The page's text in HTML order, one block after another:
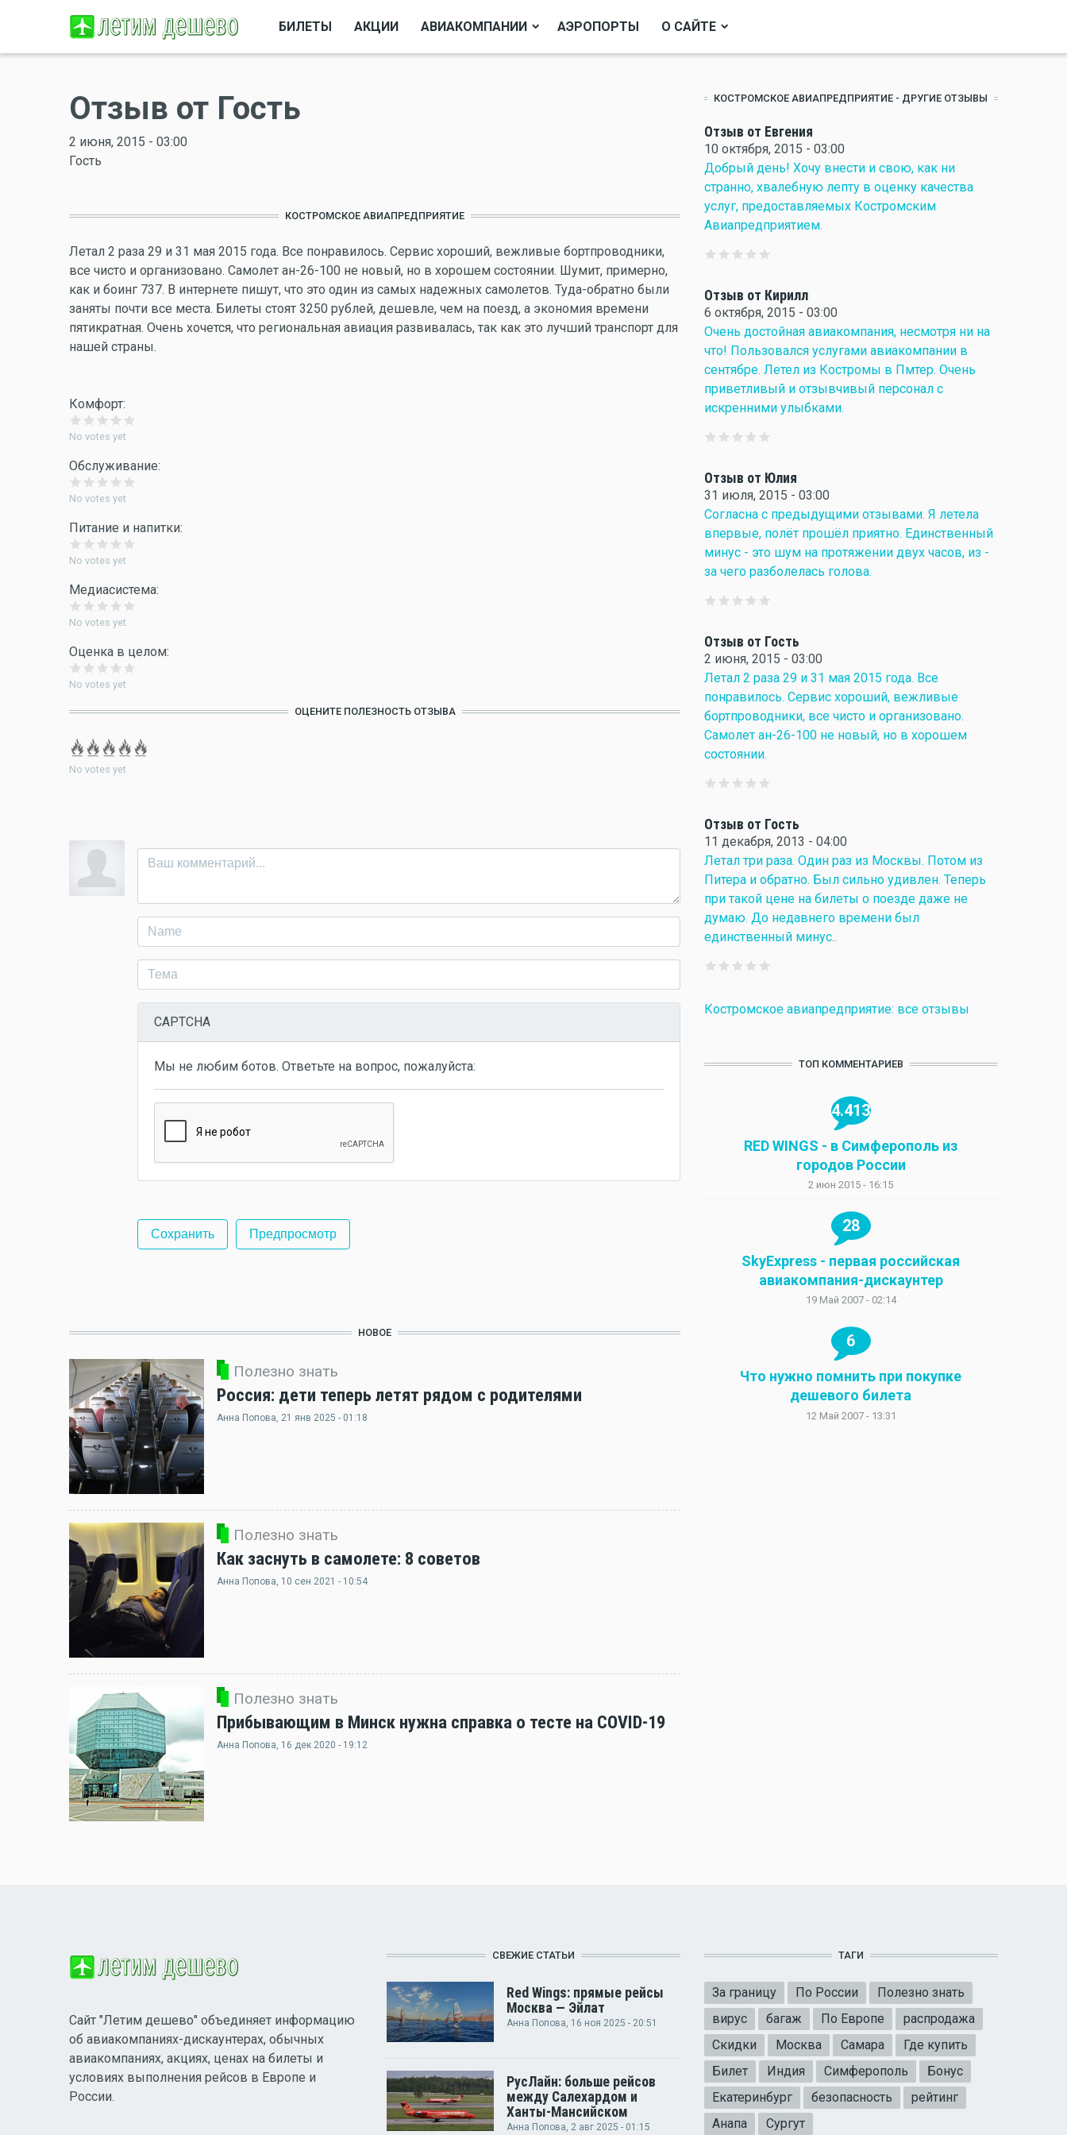
БИЛЕТЫ АКЦИИ АВИАКОМПАНИИ АЭРОПОРТЫ О САЙТЕ
Отзыв от Гость
2 июня, 2015 - 03:00
Гость
КОСТРОМСКОЕ АВИАПРЕДПРИЯТИЕ
Летал 2 раза 29 и 31 мая 2015 года. Все понравилось. Сервис хороший, вежливые бортпроводники,
все чисто и организовано. Самолет ан-26-100 не новый, но в хорошем состоянии. Шумит, примерно,
как и боинг 737. В интернете пишут, что это один из самых надежных самолетов. Туда-обратно были
заняты почти все места. Билеты стоят 3250 рублей, дешевле, чем на поезд, а экономия времени
пятикратная. Очень хочется, что региональная авиация развивалась, так как это лучший транспорт для
нашей страны.
Комфорт:
No votes yet
Обслуживание:
No votes yet
Питание и напитки:
No votes yet
Медиасистема:
No votes yet
Оценка в целом:
No votes yet
ОЦЕНИТЕ ПОЛЕЗНОСТЬ ОТЗЫВА
No votes yet
CAPTCHA
Мы не любим ботов. Ответьте на вопрос, пожалуйста:
НОВОЕ
Полезно знать
Россия: дети теперь летят рядом с родителями
Анна Попова, 21 янв 2025 - 01:18
Полезно знать
Как заснуть в самолете: 8 советов
Анна Попова, 10 сен 2021 - 10:54
Полезно знать
Прибывающим в Минск нужна справка о тесте на COVID-19
Анна Попова, 16 дек 2020 - 19:12
КОСТРОМСКОЕ АВИАПРЕДПРИЯТИЕ - ДРУГИЕ ОТЗЫВЫ
Отзыв от Евгения
10 октября, 2015 - 03:00
Добрый день! Хочу внести и свою, как ни
странно, хвалебную лепту в оценку качества
услуг, предоставляемых Костромским
Авиапредприятием.
Отзыв от Кирилл
6 октября, 2015 - 03:00
Очень достойная авиакомпания, несмотря ни на
что! Пользовался услугами авиакомпании в
сентябре. Летел из Костромы в Пмтер. Очень
приветливый и отзывчивый персонал с
искренними улыбками.
Отзыв от Юлия
31 июля, 2015 - 03:00
Согласна с предыдущими отзывами. Я летела
впервые, полёт прошёл приятно. Единственный
минус - это шум на протяжении двух часов, из -
за чего разболелась голова.
Отзыв от Гость
2 июня, 2015 - 03:00
Летал 2 раза 29 и 31 мая 2015 года. Все
понравилось. Сервис хороший, вежливые
бортпроводники, все чисто и организовано.
Самолет ан-26-100 не новый, но в хорошем
состоянии.
Отзыв от Гость
11 декабря, 2013 - 04:00
Летал три раза. Один раз из Москвы. Потом из
Питера и обратно. Был сильно удивлен. Теперь
при такой цене на билеты о поезде даже не
думаю. До недавнего времени был
единственный минус..
Костромское авиапредприятие: все отзывы
ТОП КОММЕНТАРИЕВ
4.413
RED WINGS - в Симферополь из
городов России
2 июн 2015 - 16:15
28
SkyExpress - первая российская
авиакомпания-дискаунтер
19 Май 2007 - 02:14
6
Что нужно помнить при покупке
дешевого билета
12 Май 2007 - 13:31
Сайт "Летим дешево" объединяет информацию
об авиакомпаниях-дискаунтерах, обычных
авиакомпаниях, акциях, ценах на билеты и
условиях выполнения рейсов в Европе и
России.
СВЕЖИЕ СТАТЬИ
Red Wings: прямые рейсы
Москва — Эйлат
Анна Попова, 16 ноя 2025 - 20:51
РусЛайн: больше рейсов
между Салехардом и
Ханты-Мансийском
Анна Попова, 2 авг 2025 - 01:15
ТАГИ
За границу По России
Полезно знать
вирус
багаж По Европе
распродажа
Скидки
Москва Самара
Где купить
Билет
Индия Симферополь
Бонус
Екатеринбург
безопасность
рейтинг
Анапа
Сургут